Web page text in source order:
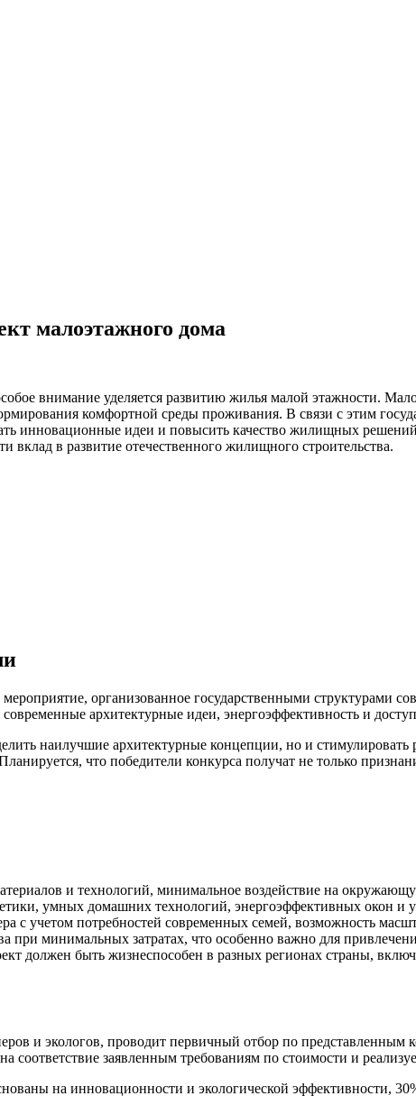
малоэтажного дома
внимание уделяется развитию жилья малой этажности.
комфортной среды проживания. В связи с этим
инновационные идеи и повысить качество жилищных
вклад в развитие отечественного жилищного строительства.
организованное государственными структурами
архитектурные идеи, энергоэффективность и
наилучшие архитектурные концепции, но и
что победители конкурса получат не только
и технологий, минимальное воздействие на
умных домашних технологий, энергоэффективных окон и
с учетом потребностей современных семей, возможность
при минимальных затратах, что особенно важно для
должен быть жизнеспособен в разных регионах страны,
и экологов, проводит первичный отбор по представленным
соответствие заявленным требованиям по стоимости и
на инновационности и экологической эффективности,